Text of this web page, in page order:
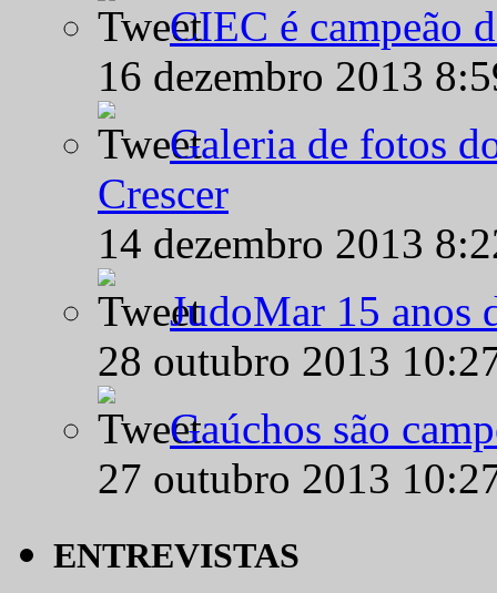
CIEC é campeão
16 dezembro 2013
Galeria de fotos
Crescer
14 dezembro 2013
JudoMar 15 anos
28 outubro 2013
Gaúchos são
27 outubro 2013
ENTREVISTAS